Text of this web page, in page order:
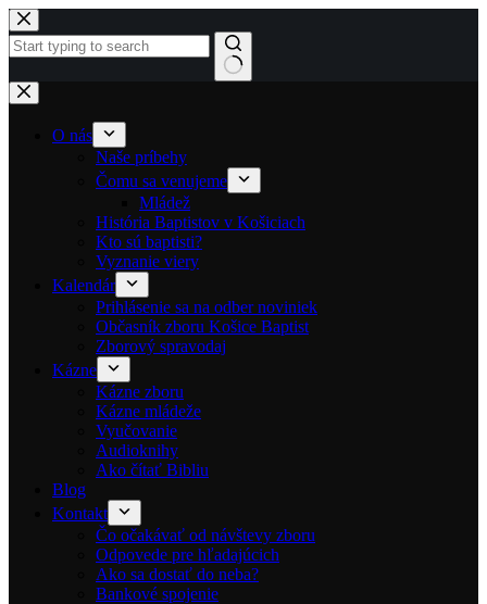
Skip to content
No results
O nás
Naše príbehy
Čomu sa venujeme
Mládež
História Baptistov v Košiciach
Kto sú baptisti?
Vyznanie viery
Kalendár
Prihlásenie sa na odber noviniek
Občasník zboru Košice Baptist
Zborový spravodaj
Kázne
Kázne zboru
Kázne mládeže
Vyučovanie
Audioknihy
Ako čítať Bibliu
Blog
Kontakt
Čo očakávať od návštevy zboru
Odpovede pre hľadajúcich
Ako sa dostať do neba?
Bankové spojenie